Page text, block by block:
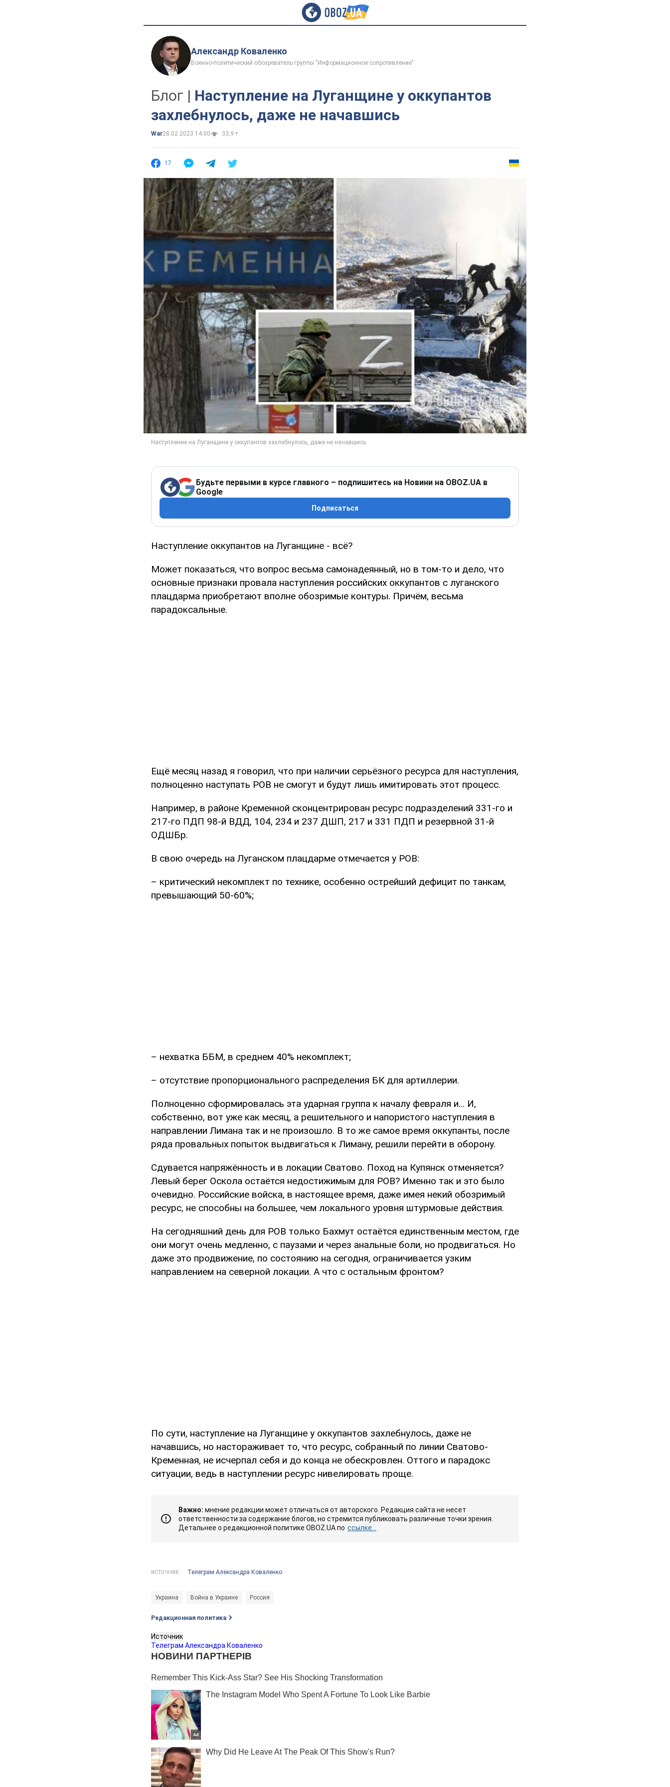
Александр Коваленко
Военно-политический обозреватель группы "Информационное сопротивление"
Блог | Наступление на Луганщине у оккупантов
захлебнулось, даже не начавшись
War28.02.2023 14:00 33,9 т.
17
Будьте первыми в курсе главного – подпишитесь на Новини на OBOZ.UA в
Google
Подписаться
Наступление оккупантов на Луганщине - всё?
Может показаться, что вопрос весьма самонадеянный, но в том-то и дело, что
основные признаки провала наступления российских оккупантов с луганского
плацдарма приобретают вполне обозримые контуры. Причём, весьма
парадоксальные.
Ещё месяц назад я говорил, что при наличии серьёзного ресурса для наступления,
полноценно наступать РОВ не смогут и будут лишь имитировать этот процесс.
Например, в районе Кременной сконцентрирован ресурс подразделений 331-го и
217-го ПДП 98-й ВДД, 104, 234 и 237 ДШП, 217 и 331 ПДП и резервной 31-й
ОДШБр.
В свою очередь на Луганском плацдарме отмечается у РОВ:
– критический некомплект по технике, особенно острейший дефицит по танкам,
превышающий 50-60%;
– нехватка ББМ, в среднем 40% некомплект;
– отсутствие пропорционального распределения БК для артиллерии.
Полноценно сформировалась эта ударная группа к началу февраля и... И,
собственно, вот уже как месяц, а решительного и напористого наступления в
направлении Лимана так и не произошло. В то же самое время оккупанты, после
ряда провальных попыток выдвигаться к Лиману, решили перейти в оборону.
Сдувается напряжённость и в локации Сватово. Поход на Купянск отменяется?
Левый берег Оскола остаётся недостижимым для РОВ? Именно так и это было
очевидно. Российские войска, в настоящее время, даже имея некий обозримый
ресурс, не способны на большее, чем локального уровня штурмовые действия.
На сегодняшний день для РОВ только Бахмут остаётся единственным местом, где
они могут очень медленно, с паузами и через анальные боли, но продвигаться. Но
даже это продвижение, по состоянию на сегодня, ограничивается узким
направлением на северной локации. А что с остальным фронтом?
По сути, наступление на Луганщине у оккупантов захлебнулось, даже не
начавшись, но настораживает то, что ресурс, собранный по линии Сватово-
Кременная, не исчерпал себя и до конца не обескровлен. Оттого и парадокс
ситуации, ведь в наступлении ресурс нивелировать проще.
Важно: мнение редакции может отличаться от авторского. Редакция сайта не несет
ответственности за содержание блогов, но стремится публиковать различные точки зрения.
Детальнее о редакционной политике OBOZ.UA по ссылке...
ИСТОЧНИК: Телеграм Александра Коваленко
Украина Война в Украине Россия
Редакционная политика
Источник
Телеграм Александра Коваленко